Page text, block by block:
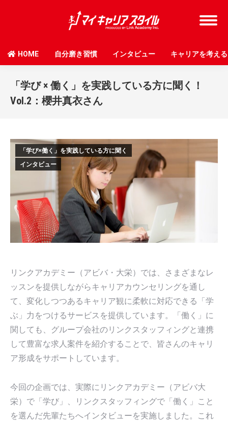
HOME 自分磨き習慣 インタビュー キャリアを考える
「学び × 働く」を実践している方に聞く！
Vol.2：櫻井真衣さん
「学び×働く」を実践している方に聞く
インタビュー
リンクアカデミー（アビバ・大栄）では、さまざまなレ
ッスンを提供しながらキャリアカウンセリングを通し
て、変化しつつあるキャリア観に柔軟に対応できる「学
ぶ」力をつけるサービスを提供しています。「働く」に
関しても、グループ会社のリンクスタッフィングと連携
して豊富な求人案件を紹介することで、皆さんのキャリ
ア形成をサポートしています。
今回の企画では、実際にリンクアカデミー（アビバ大
栄）で「学び」、リンクスタッフィングで「働く」こと
を選んだ先輩たちへインタビューを実施しました。これ